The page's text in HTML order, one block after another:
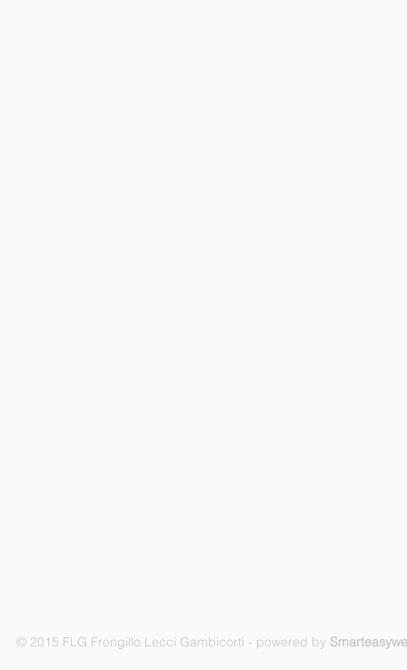
© 2015 FLG Frongillo Lecci Gambicorti - powered by